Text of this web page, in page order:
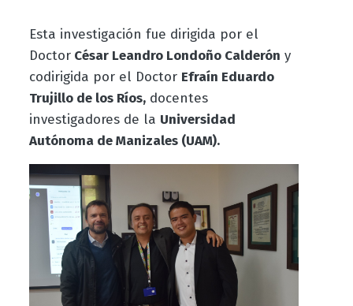
Esta investigación fue dirigida por el
DoctorCésar Leandro Londoño Calderón y
codirigida por el Doctor Efraín Eduardo
Trujillo de los Ríos,docentes
investigadores de la Universidad
Autónoma de Manizales (UAM).